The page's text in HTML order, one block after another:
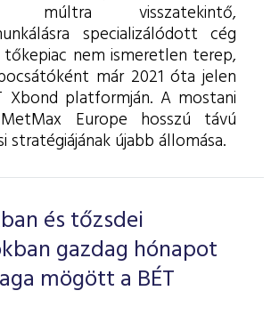
múltra visszatekintő,
specializálódott cég
tőkepiac nem ismeretlen terep,
már 2021 óta jelen
Xbond platformján. A mostani
Europe hosszú távú
stratégiájának újabb állomása.
és tőzsdei
gazdag hónapot
mögött a BÉT